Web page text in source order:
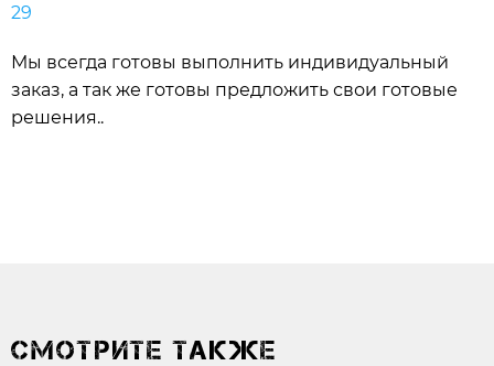
29
Мы всегда готовы выполнить индивидуальный
заказ, а так же готовы предложить свои готовые
решения..
СМОТРИТЕ ТАКЖЕ